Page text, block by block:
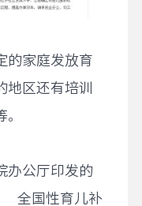
的家庭发放育
地区还有培训
办公厅印发的
全国性育儿补